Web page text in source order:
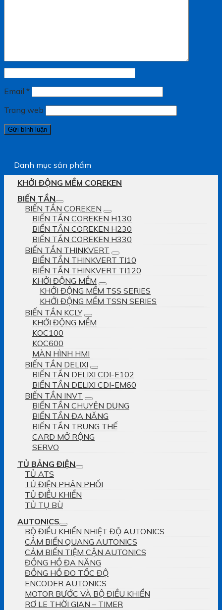
Email *
Trang web
Danh mục sản phẩm
KHỞI ĐỘNG MỀM COREKEN
BIẾN TẦN
BIẾN TẦN COREKEN
BIẾN TẦN COREKEN H130
BIẾN TẦN COREKEN H230
BIẾN TẦN COREKEN H330
BIẾN TẦN THINKVERT
BIẾN TẦN THINKVERT TI10
BIẾN TẦN THINKVERT TI120
KHỞI ĐỘNG MỀM
KHỞI ĐỘNG MỀM TSS SERIES
KHỞI ĐỘNG MỀM TSSN SERIES
BIẾN TẦN KCLY
KHỞI ĐỘNG MỀM
KOC100
KOC600
MÀN HÌNH HMI
BIẾN TẦN DELIXI
BIẾN TẦN DELIXI CDI-E102
BIẾN TẦN DELIXI CDI-EM60
BIẾN TẦN INVT
BIẾN TẦN CHUYÊN DỤNG
BIẾN TẦN ĐA NĂNG
BIẾN TẦN TRUNG THẾ
CARD MỞ RỘNG
SERVO
TỦ BẢNG ĐIỆN
TỦ ATS
TỦ ĐIỆN PHÂN PHỐI
TỦ ĐIỀU KHIỂN
TỦ TỤ BÙ
AUTONICS
BỘ ĐIỀU KHIỂN NHIỆT ĐỘ AUTONICS
CẢM BIẾN QUANG AUTONICS
CẢM BIẾN TIỆM CẬN AUTONICS
ĐỒNG HỒ ĐA NĂNG
ĐỒNG HỒ ĐO TỐC ĐỘ
ENCODER AUTONICS
MOTOR BƯỚC VÀ BỘ ĐIỀU KHIỂN
RƠ LE THỜI GIAN – TIMER